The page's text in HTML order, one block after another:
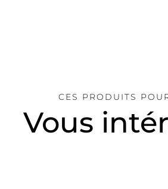
CES PRODUITS
Vous